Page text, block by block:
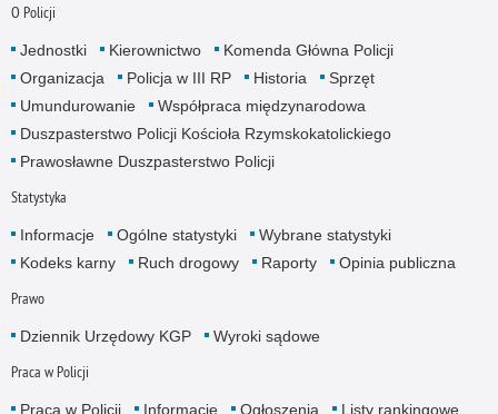
O Policji
Jednostki Kierownictwo
Komenda Główna Policji
Organizacja
Policja w III RP Historia
Sprzęt
Umundurowanie
Współpraca międzynarodowa
Duszpasterstwo Policji Kościoła Rzymskokatolickiego
Prawosławne Duszpasterstwo Policji
Statystyka
Informacje Ogólne statystyki
Wybrane statystyki
Kodeks karny
Ruch drogowy Raporty Opinia publiczna
Prawo
Dziennik Urzędowy KGP Wyroki sądowe
Praca w Policji
Praca w Policji Informacje Ogłoszenia
Listy rankingowe